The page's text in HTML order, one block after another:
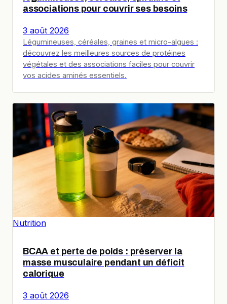
associations pour couvrir ses besoins
3 août 2026
Légumineuses, céréales, graines et micro-algues :
découvrez les meilleures sources de protéines
végétales et des associations faciles pour couvrir
vos acides aminés essentiels.
Nutrition
BCAA et perte de poids : préserver la
masse musculaire pendant un déficit
calorique
3 août 2026